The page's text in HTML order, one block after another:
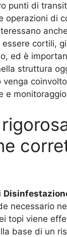
punti di
operazioni di
essere cortili,
ed è
struttura
venga
e
necessario
topi viene
base di un